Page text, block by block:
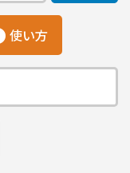
使い方